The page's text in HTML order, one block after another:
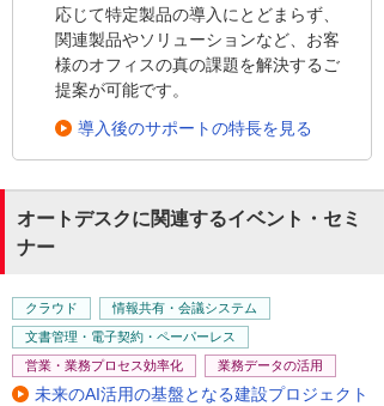
応じて特定製品の導入にとどまらず、
関連製品やソリューションなど、お客
様のオフィスの真の課題を解決するご
提案が可能です。
導入後のサポートの特長を見る
オートデスクに関連するイベント・セミ
ナー
クラウド
情報共有・会議システム
文書管理・電子契約・ペーパーレス
営業・業務プロセス効率化
業務データの活用
未来のAI活用の基盤となる建設プロジェクト